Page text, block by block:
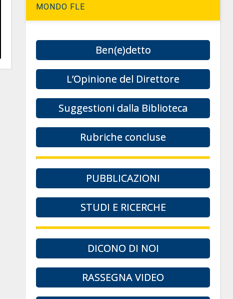
MONDO FLE
Ben(e)detto
L’Opinione del Direttore
Suggestioni dalla Biblioteca
Rubriche concluse
PUBBLICAZIONI
STUDI E RICERCHE
DICONO DI NOI
RASSEGNA VIDEO